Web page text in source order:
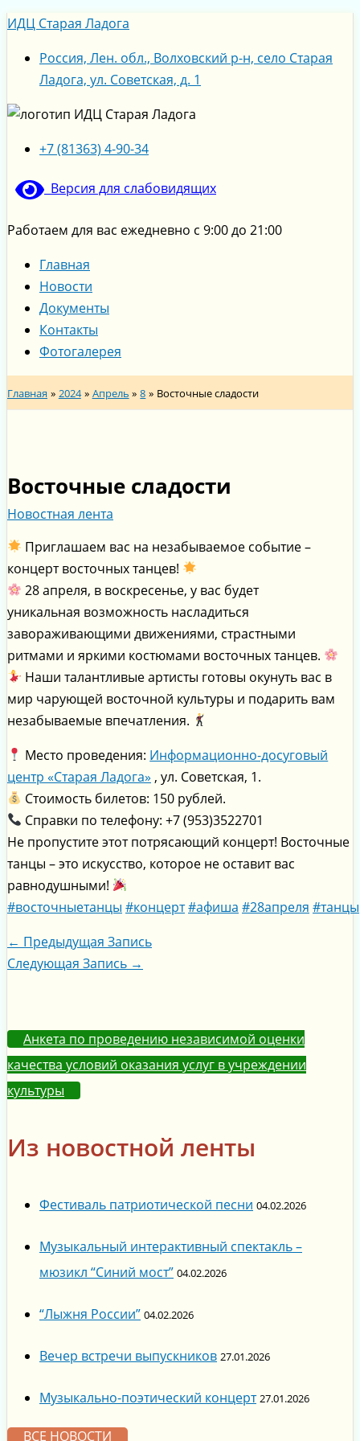
Перейти
к
содержимому
ИДЦ Старая Ладога
Россия, Лен. обл., Волховский р-н, село Старая
Ладога, ул. Советская, д. 1
+7 (81363) 4-90-34
Версия для слабовидящих
Работаем для вас ежедневно с 9:00 до 21:00
Меню
Главная
Новости
Документы
Контакты
Фотогалерея
Главная 2024 Апрель 8 Восточные сладости
Восточные сладости
Новостная лента
Приглашаем вас на незабываемое событие –
концерт восточных танцев!
28 апреля, в воскресенье, у вас будет
уникальная возможность насладиться
завораживающими движениями, страстными
ритмами и яркими костюмами восточных танцев.
Наши талантливые артисты готовы окунуть вас в
мир чарующей восточной культуры и подарить вам
незабываемые впечатления.
Место проведения: Информационно-досуговый
центр «Старая Ладога» , ул. Советская, 1.
Стоимость билетов: 150 рублей.
Справки по телефону: +7 (953)3522701
Не пропустите этот потрясающий концерт! Восточные
танцы – это искусство, которое не оставит вас
равнодушными!
#восточныетанцы #концерт#афиша #28апреля #танцы
← Предыдущая Запись
Следующая Запись →
Анкета по проведению независимой оценки
качества условий оказания услуг в учреждении
культуры
Из новостной ленты
Фестиваль патриотической песни 04.02.2026
Музыкальный интерактивный спектакль –
мюзикл “Синий мост” 04.02.2026
“Лыжня России” 04.02.2026
Вечер встречи выпускников 27.01.2026
Музыкально-поэтический концерт 27.01.2026
ВСЕ НОВОСТИ
Меню